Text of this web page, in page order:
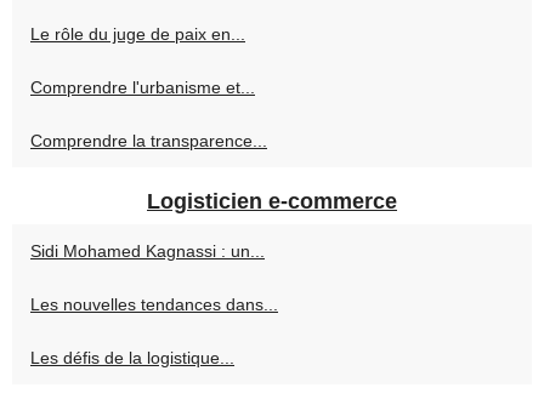
Le rôle du juge de paix en...
Comprendre l'urbanisme et...
Comprendre la transparence...
Logisticien e-commerce
Sidi Mohamed Kagnassi : un...
Les nouvelles tendances dans...
Les défis de la logistique...